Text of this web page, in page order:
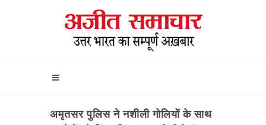
अमृतसर पुलिस ने नशीली गोलियों के साथ